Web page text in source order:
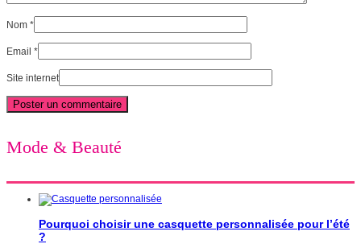
Nom *
Email *
Site internet
Mode & Beauté
Pourquoi choisir une casquette personnalisée pour l’été
?